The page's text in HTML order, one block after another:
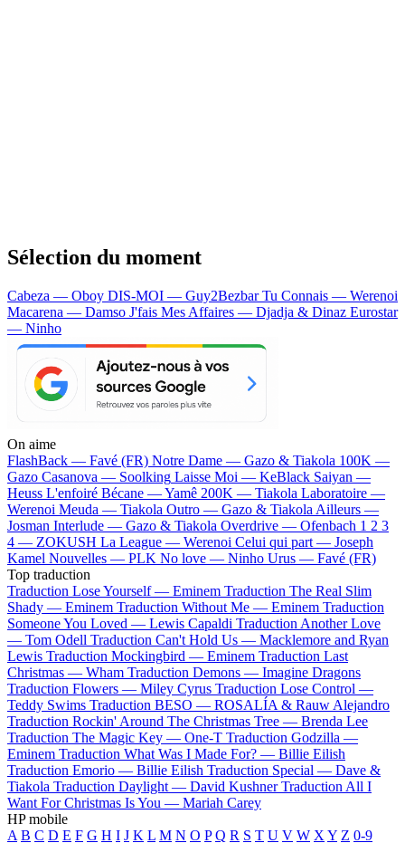
Sélection du moment
Cabeza — Oboy DIS-MOI — Guy2BezbarTu Connais — Werenoi
Macarena — Damso J'fais Mes Affaires — Djadja & Dinaz Eurostar
— Ninho
On aime
FlashBack — Favé (FR) Notre Dame — Gazo & Tiakola 100K —
Gazo Casanova — Soolking Laisse Moi — KeBlack Saiyan —
Heuss L'enfoiré Bécane —Yamê 200K — Tiakola Laboratoire —
Werenoi Meuda — Tiakola Outro — Gazo & Tiakola Ailleurs —
Josman Interlude — Gazo & Tiakola Overdrive — Ofenbach 1 2 3
4 — ZOKUSH La League — Werenoi Celui qui part — Joseph
Kamel Nouvelles — PLK No love — Ninho Urus — Favé (FR)
Top traduction
Traduction Lose Yourself — Eminem Traduction The Real Slim
Shady — Eminem Traduction Without Me — Eminem Traduction
Someone You Loved — Lewis Capaldi Traduction Another Love
— Tom Odell Traduction Can't Hold Us — Macklemore and Ryan
Lewis Traduction Mockingbird — Eminem Traduction Last
Christmas — Wham Traduction Demons — Imagine Dragons
Traduction Flowers — Miley Cyrus Traduction Lose Control —
Teddy Swims Traduction BESO — ROSALÍA & Rauw Alejandro
Traduction Rockin' Around The Christmas Tree — Brenda Lee
Traduction The Magic Key — One-T Traduction Godzilla —
Eminem Traduction What Was I Made For? — Billie Eilish
Traduction Emorio — Billie Eilish Traduction Special — Dave &
Tiakola Traduction Daylight — David Kushner Traduction All I
Want For Christmas Is You — Mariah Carey
HP mobile
A B C D E F G H I J K L M N O P Q R S T U V W X Y Z 0-9